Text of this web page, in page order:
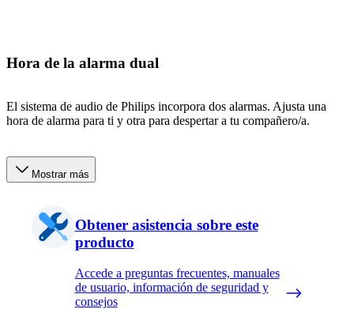
Hora de la alarma dual
El sistema de audio de Philips incorpora dos alarmas. Ajusta una
hora de alarma para ti y otra para despertar a tu compañero/a.
Mostrar más
Obtener asistencia sobre este
producto
Accede a preguntas frecuentes, manuales
de usuario, información de seguridad y
consejos